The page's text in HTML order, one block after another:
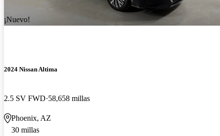
¡Nuevo!
2024 Nissan Altima
2.5 SV FWD 58,658 millas
Phoenix, AZ
30 millas